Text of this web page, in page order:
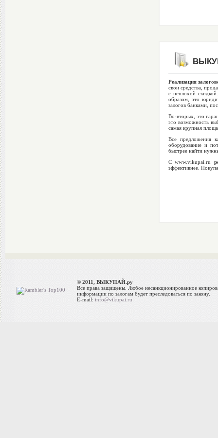
Реализация
свои средства,
с неплохой
образом, это
залогов банками,
Во-вторых, это
это возможность
самая крупная
Все предложения
оборудование и
быстрее найти
С www.vikupai.ru
эффективнее.
© 2011, ВЫКУПАЙ.ру
Все права защищены. Любое несанкционированное
информации по залогам будет преследоваться по закону.
E-mail: info@vikupai.ru